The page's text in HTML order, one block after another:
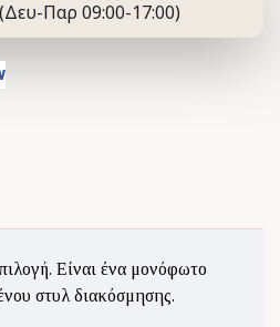
Παρ 09:00-17:00)
Είναι ένα μονόφωτο
στυλ διακόσμησης.